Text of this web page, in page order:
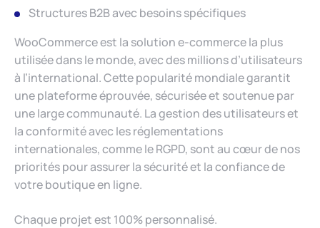
Structures B2B avec besoins spécifiques
WooCommerce est la solution e-commerce la plus
utilisée dans le monde, avec des millions d’utilisateurs
à l’international. Cette popularité mondiale garantit
une plateforme éprouvée, sécurisée et soutenue par
une large communauté. La gestion des utilisateurs et
la conformité avec les réglementations
internationales, comme le RGPD, sont au cœur de nos
priorités pour assurer la sécurité et la confiance de
votre boutique en ligne.
Chaque projet est 100% personnalisé.